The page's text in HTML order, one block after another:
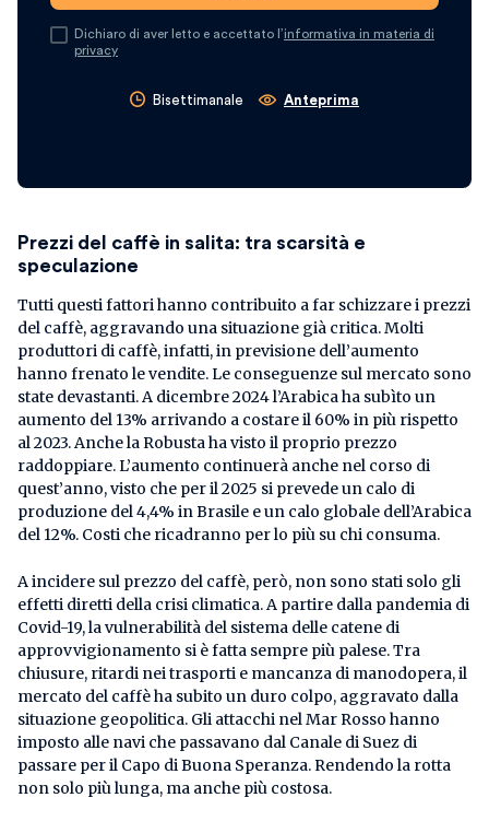
Dichiaro di aver letto e accettato l’informativa in materia di
privacy
Bisettimanale Anteprima
Prezzi del caffè in salita: tra scarsità e
speculazione
Tutti questi fattori hanno contribuito a far schizzare i prezzi
del caffè, aggravando una situazione già critica. Molti
produttori di caffè, infatti, in previsione dell’aumento
hanno frenato le vendite. Le conseguenze sul mercato sono
state devastanti. A dicembre 2024 l’Arabica ha subìto un
aumento del 13% arrivando a costare il 60% in più rispetto
al 2023. Anche la Robusta ha visto il proprio prezzo
raddoppiare. L’aumento continuerà anche nel corso di
quest’anno, visto che per il 2025 si prevede un calo di
produzione del 4,4% in Brasile e un calo globale dell’Arabica
del 12%. Costi che ricadranno per lo più su chi consuma.
A incidere sul prezzo del caffè, però, non sono stati solo gli
effetti diretti della crisi climatica. A partire dalla pandemia di
Covid-19, la vulnerabilità del sistema delle catene di
approvvigionamento si è fatta sempre più palese. Tra
chiusure, ritardi nei trasporti e mancanza di manodopera, il
mercato del caffè ha subito un duro colpo, aggravato dalla
situazione geopolitica. Gli attacchi nel Mar Rosso hanno
imposto alle navi che passavano dal Canale di Suez di
passare per il Capo di Buona Speranza. Rendendo la rotta
non solo più lunga, ma anche più costosa.